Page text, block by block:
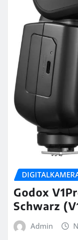
Godox
Schwarz
Admin